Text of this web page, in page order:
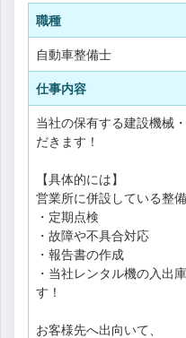
職種
自動車整備士
仕事内容
当社の保有する建設機械
だきます！
【具体的には】
営業所に併設している整
・定期点検
・故障や不具合対応
・報告書の作成
・当社レンタル機の入出
す！
お客様先へ出向いて、